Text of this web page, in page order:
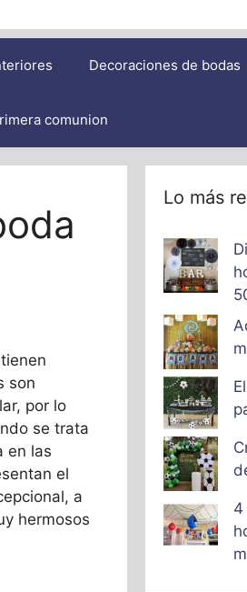
Decoraciones de bodas
comunion
son
por lo
se trata
en las
el
a
hermosos
Lo más
4